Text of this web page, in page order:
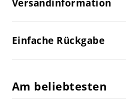
Versandinformation
Einfache Rückgabe
Am beliebtesten